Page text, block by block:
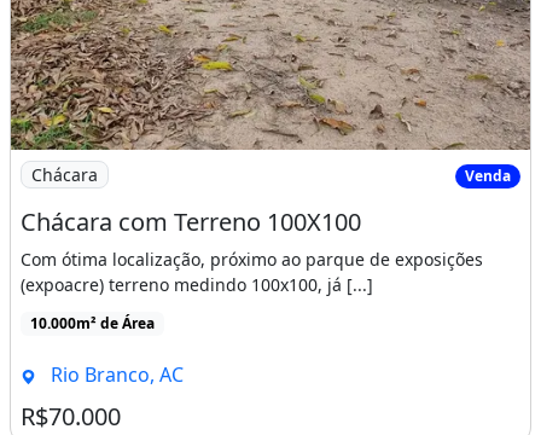
Imagem: Chácara com Terreno 100X100
Chácara Venda
Chácara com Terreno 100X100
Com ótima localização, próximo ao parque de exposições
(expoacre) terreno medindo 100x100, já [...]
10.000m² de Área
Rio Branco, AC
R$70.000